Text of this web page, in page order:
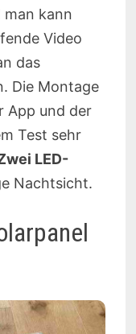
man kann
Video
das
Die Montage
App und der
Test sehr
LED-
Nachtsicht.